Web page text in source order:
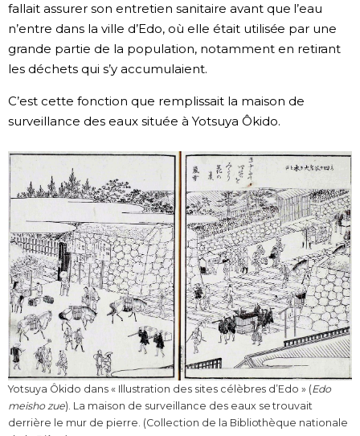
fallait assurer son entretien sanitaire avant que l’eau
n’entre dans la ville d’Edo, où elle était utilisée par une
grande partie de la population, notamment en retirant
les déchets qui s’y accumulaient.
C’est cette fonction que remplissait la maison de
surveillance des eaux située à Yotsuya Ôkido.
Yotsuya Ôkido dans « Illustration des sites célèbres d’Edo » (Edo
meisho zue). La maison de surveillance des eaux se trouvait
derrière le mur de pierre. (Collection de la Bibliothèque nationale